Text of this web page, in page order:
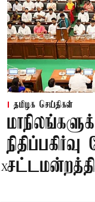
தமிழக செய்திகள்
X